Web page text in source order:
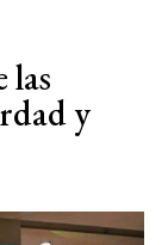
las
y